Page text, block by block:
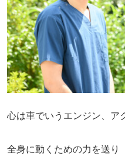
心は車でいうエンジン、ア
全身に動くための力を送り